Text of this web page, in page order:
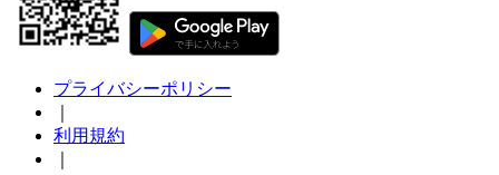
プライバシーポリシー
利用規約